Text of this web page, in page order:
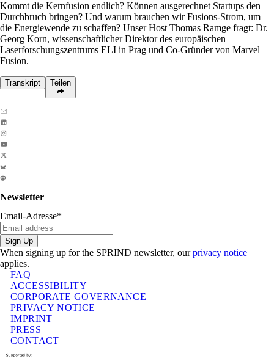
Kommt die Kernfusion endlich? Können ausgerechnet Startups den
Durchbruch bringen? Und warum brauchen wir Fusions-Strom, um
die Energiewende zu schaffen? Unser Host Thomas Ramge fragt: Dr.
Georg Korn, wissenschaftlicher Direktor des europäischen
Laserforschungszentrums ELI in Prag und Co-Gründer von Marvel
Fusion.
Transkript Teilen
Newsletter
Email-Adresse*
Sign Up
When signing up for the SPRIND newsletter, ourprivacy notice
applies.
FAQ
ACCESSIBILITY
CORPORATE GOVERNANCE
PRIVACY NOTICE
IMPRINT
PRESS
CONTACT